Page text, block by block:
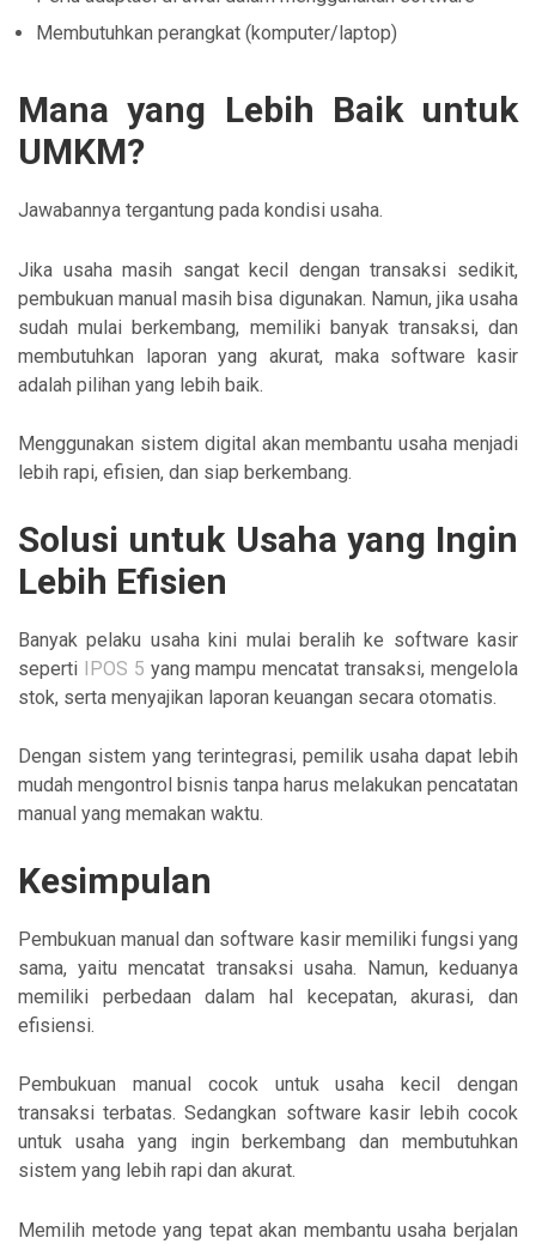
Membutuhkan perangkat (komputer/laptop)
Mana yang Lebih Baik untuk
UMKM?
Jawabannya tergantung pada kondisi usaha.
Jika usaha masih sangat kecil dengan transaksi sedikit,
pembukuan manual masih bisa digunakan. Namun, jika usaha
sudah mulai berkembang, memiliki banyak transaksi, dan
membutuhkan laporan yang akurat, maka software kasir
adalah pilihan yang lebih baik.
Menggunakan sistem digital akan membantu usaha menjadi
lebih rapi, efisien, dan siap berkembang.
Solusi untuk Usaha yang Ingin
Lebih Efisien
Banyak pelaku usaha kini mulai beralih ke software kasir
seperti IPOS 5 yang mampu mencatat transaksi, mengelola
stok, serta menyajikan laporan keuangan secara otomatis.
Dengan sistem yang terintegrasi, pemilik usaha dapat lebih
mudah mengontrol bisnis tanpa harus melakukan pencatatan
manual yang memakan waktu.
Kesimpulan
Pembukuan manual dan software kasir memiliki fungsi yang
sama, yaitu mencatat transaksi usaha. Namun, keduanya
memiliki perbedaan dalam hal kecepatan, akurasi, dan
efisiensi.
Pembukuan manual cocok untuk usaha kecil dengan
transaksi terbatas. Sedangkan software kasir lebih cocok
untuk usaha yang ingin berkembang dan membutuhkan
sistem yang lebih rapi dan akurat.
Memilih metode yang tepat akan membantu usaha berjalan